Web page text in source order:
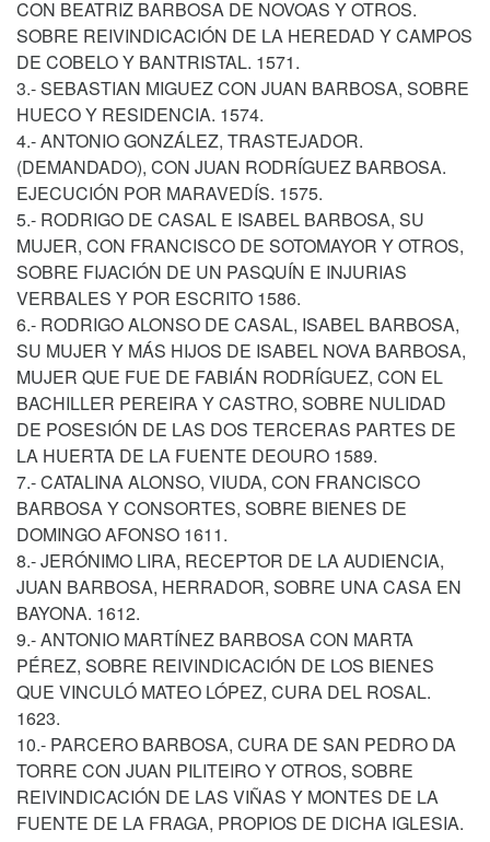
CON BEATRIZ BARBOSA DE NOVOAS Y OTROS.
SOBRE REIVINDICACIÓN DE LA HEREDAD Y CAMPOS
DE COBELO Y BANTRISTAL. 1571.
3.- SEBASTIAN MIGUEZ CON JUAN BARBOSA, SOBRE
HUECO Y RESIDENCIA. 1574.
4.- ANTONIO GONZÁLEZ, TRASTEJADOR.
(DEMANDADO), CON JUAN RODRÍGUEZ BARBOSA.
EJECUCIÓN POR MARAVEDÍS. 1575.
5.- RODRIGO DE CASAL E ISABEL BARBOSA, SU
MUJER, CON FRANCISCO DE SOTOMAYOR Y OTROS,
SOBRE FIJACIÓN DE UN PASQUÍN E INJURIAS
VERBALES Y POR ESCRITO 1586.
6.- RODRIGO ALONSO DE CASAL, ISABEL BARBOSA,
SU MUJER Y MÁS HIJOS DE ISABEL NOVA BARBOSA,
MUJER QUE FUE DE FABIÁN RODRÍGUEZ, CON EL
BACHILLER PEREIRA Y CASTRO, SOBRE NULIDAD
DE POSESIÓN DE LAS DOS TERCERAS PARTES DE
LA HUERTA DE LA FUENTE DEOURO 1589.
7.- CATALINA ALONSO, VIUDA, CON FRANCISCO
BARBOSA Y CONSORTES, SOBRE BIENES DE
DOMINGO AFONSO 1611.
8.- JERÓNIMO LIRA, RECEPTOR DE LA AUDIENCIA,
JUAN BARBOSA, HERRADOR, SOBRE UNA CASA EN
BAYONA. 1612.
9.- ANTONIO MARTÍNEZ BARBOSA CON MARTA
PÉREZ, SOBRE REIVINDICACIÓN DE LOS BIENES
QUE VINCULÓ MATEO LÓPEZ, CURA DEL ROSAL.
1623.
10.- PARCERO BARBOSA, CURA DE SAN PEDRO DA
TORRE CON JUAN PILITEIRO Y OTROS, SOBRE
REIVINDICACIÓN DE LAS VIÑAS Y MONTES DE LA
FUENTE DE LA FRAGA, PROPIOS DE DICHA IGLESIA.